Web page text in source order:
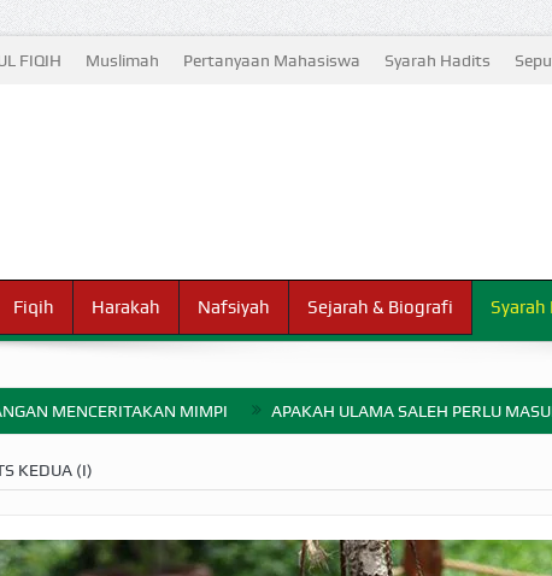
FIQIH Muslimah Pertanyaan Mahasiswa Syarah Hadits
Fiqih Harakah Nafsiyah Sejarah & Biografi
MENCERITAKAN MIMPI APAKAH ULAMA SALEH PERLU
ZAKAT UANG? UANG HARAM BISA MENJADI HALAL
KEDUA (I)